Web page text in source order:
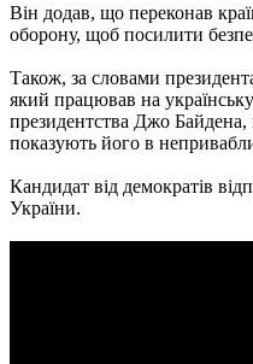
Він додав, що переконав
оборону, щоб посилити
Також, за словами
який працював на
президентства Джо Байдена,
показують його в
Кандидат від демократів
України.